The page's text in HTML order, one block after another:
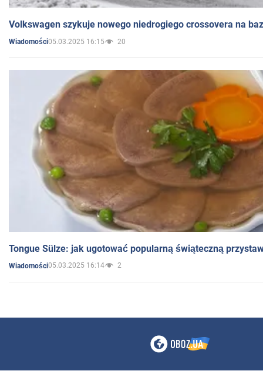
Volkswagen szykuje nowego niedrogiego crossovera na
Wiadomości05.03.2025 16:15 20
Tongue Sülze: jak ugotować popularną świąteczną
Wiadomości05.03.2025 16:14 2